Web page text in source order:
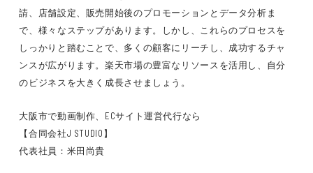
請、店舗設定、販売開始後のプロモーションとデータ分析ま
で、様々なステップがあります。しかし、これらのプロセスを
しっかりと踏むことで、多くの顧客にリーチし、成功するチャ
ンスが広がります。楽天市場の豊富なリソースを活用し、自分
のビジネスを大きく成長させましょう。
大阪市で動画制作、ECサイト運営代行なら
【合同会社J STUDIO】
代表社員：米田尚貴